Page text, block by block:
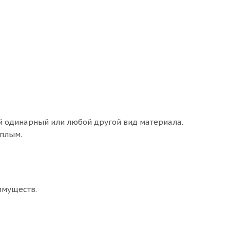
или любой другой вид материала.